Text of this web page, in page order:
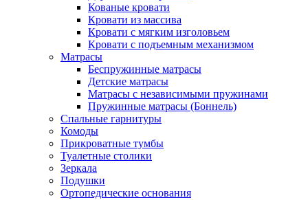
Кованые кровати
Кровати из массива
Кровати с мягким изголовьем
Кровати с подъемным механизмом
Матрасы
Беспружинные матрасы
Детские матрасы
Матрасы с независимыми пружинами
Пружинные матрасы (Боннель)
Спальные гарнитуры
Комоды
Прикроватные тумбы
Туалетные столики
Зеркала
Подушки
Ортопедические основания